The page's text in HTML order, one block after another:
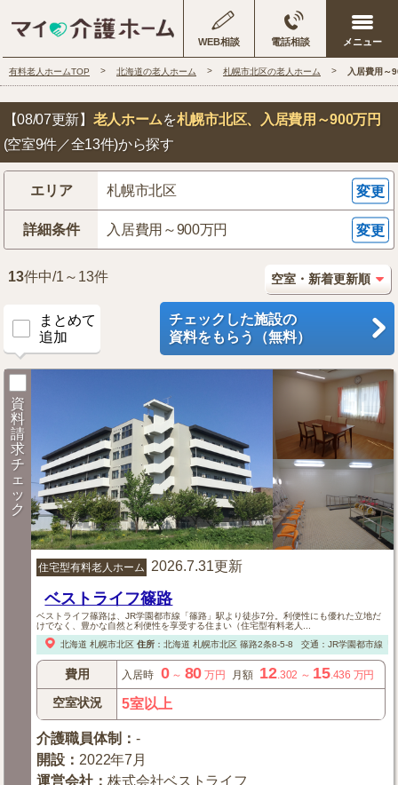
WEB相談 電話相談
有料老人ホームTOP 北海道の老人ホーム 札幌市北区の老人ホーム 入居費用～
【08/07更新】 老人ホームを札幌市北区、入居費用～900万円
(空室9件／全13件)から探す
エリア 札幌市北区 変更
詳細条件 入居費用～900万円 変更
13件中/1～13件
まとめて
追加
チェックした施設の
資料をもらう（無料）
資
料
請
求
チ
ェ
ッ
ク
住宅型有料老人ホーム 2026.7.31更新
ベストライフ篠路
ベストライフ篠路は、JR学園都市線「篠路」駅より徒歩7分。利便性にも優れた立地だ
けでなく、豊かな自然と利便性を享受する住まい（住宅型有料老人...
北海道 札幌市北区 住所： 北海道 札幌市北区篠路2条8-5-8 交通：JR学園都市線「
費用 入居時 0～ 80 万円 月額 12.302 ～ 15.436 万円
空室状況 5室以上
介護職員体制 ：-
開設 ： 2022年7月
運営会社 ：株式会社ベストライフ